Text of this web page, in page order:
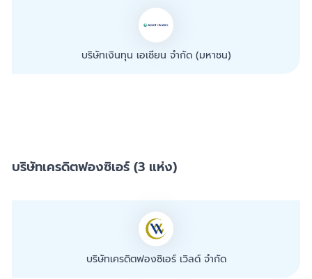
บริษัทเงินทุน เอเซียน จำกัด (มหาชน)
บริษัทเครดิตฟองซิเอร์ (3 แห่ง)
บริษัทเครดิตฟองซิเอร์ เวิลด์ จำกัด